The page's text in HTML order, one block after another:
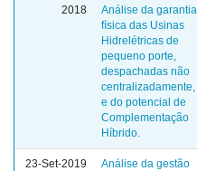
2018
Análise da garantia
física das Usinas
Hidrelétricas de
pequeno porte,
despachadas não
centralizadamente,
e do potencial de
Complementação
Híbrido.
23-Set-2019
Análise da gestão